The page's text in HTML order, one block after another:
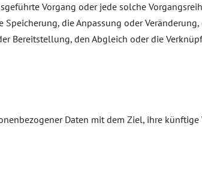
Vorgang oder jede solche
die Anpassung oder
Bereitstellung, den Abgleich oder die
Daten mit dem Ziel, ihre